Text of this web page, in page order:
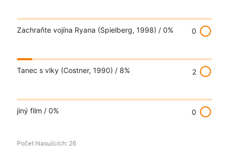
Zachraňte vojína Ryana (Spielberg, 1998) / 0% 0 radio_button_unchecked
Tanec s vlky (Costner, 1990) / 8% 2 radio_button_unchecked
jiný film / 0% 0 radio_button_unchecked
Počet hlasujících: 26